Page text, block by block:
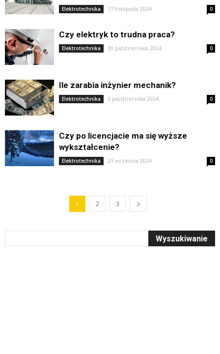
Elektrotechnika 17 listopada 2024 0
Czy elektryk to trudna praca?
Elektrotechnika 30 października 2024 0
Ile zarabia inżynier mechanik?
Elektrotechnika 3 października 2024 0
Czy po licencjacie ma się wyższe
wykształcenie?
Elektrotechnika 23 września 2024 0
1 2 3